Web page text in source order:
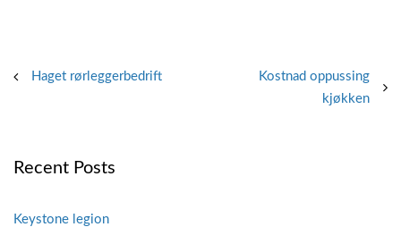
PostHaget rørleggerbedrift
Kostnad oppussing
kjøkken
Recent Posts
Keystone legion